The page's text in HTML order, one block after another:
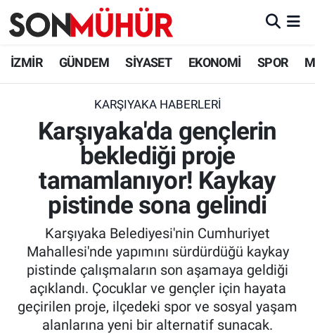
İZMİR GÜNDEM SİYASET EKONOMİ SPOR
KARŞIYAKA HABERLERI
Karşıyaka'da gençlerin
beklediği proje
tamamlanıyor! Kaykay
pistinde sona gelindi
Karşıyaka Belediyesi'nin Cumhuriyet
Mahallesi'nde yapımını sürdürdüğü kaykay
pistinde çalışmaların son aşamaya geldiği
açıklandı. Çocuklar ve gençler için hayata
geçirilen proje, ilçedeki spor ve sosyal yaşam
alanlarına yeni bir alternatif sunacak.
İzmir Nöbetçi Eczaneler
İzmir Namaz Vakitleri
İzmir Trafik Yoğunluk Haritası
Süper Lig Puan Durumu ve Fikstür
Tüm Manşetler
Son Dakika Haberleri
Haber Arşivi